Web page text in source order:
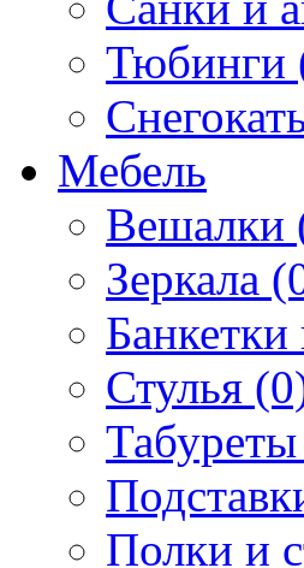
Тюбинги
Мебель
Вешалки
Зеркала
Стулья
Полки и